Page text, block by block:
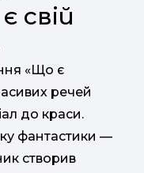
свій
«Що є
речей
до краси.
фантастики —
створив